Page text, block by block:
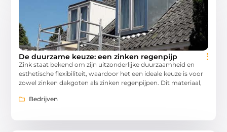
De duurzame keuze: een zinken regenpijp
Zink staat bekend om zijn uitzonderlijke duurzaamheid en
esthetische flexibiliteit, waardoor het een ideale keuze is voor
zowel zinken dakgoten als zinken regenpijpen. Dit materiaal,
Bedrijven